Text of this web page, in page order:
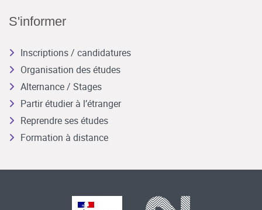
S'informer
Inscriptions / candidatures
Organisation des études
Alternance / Stages
Partir étudier à l’étranger
Reprendre ses études
Formation à distance